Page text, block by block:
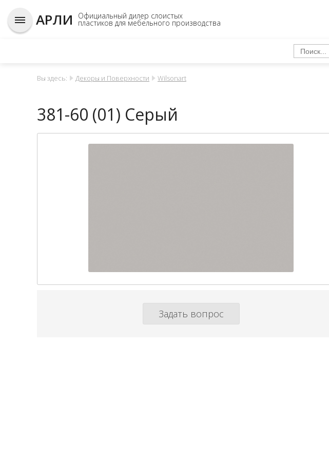
АРЛИ Официальный дилер слоистых
пластиков для мебельного производства
Вы здесь: Декоры и Поверхности Wilsonart
381-60 (01) Серый
Задать вопрос